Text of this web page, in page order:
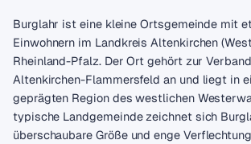
Burglahr ist eine kleine Ortsgemeinde mit
Einwohnern im Landkreis Altenkirchen
Rheinland-Pfalz. Der Ort gehört zur
Altenkirchen-Flammersfeld an und liegt in
geprägten Region des westlichen
typische Landgemeinde zeichnet sich
überschaubare Größe und enge